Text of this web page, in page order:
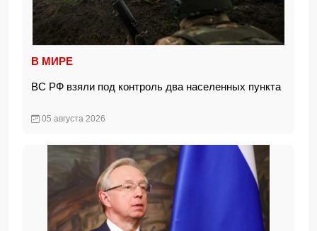
В МИРЕ
ВС РФ взяли под контроль два населенных пункта
05 августа 2026